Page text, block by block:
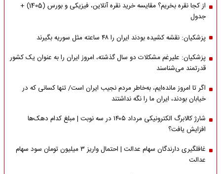
از کجا نقره بخریم؟ مقایسه خرید نقره آنلاین، فیزیکی و بورس (1405) +
جدول
پزشکیان: نقشه کشیده بودند ایران را ۴۸ ساعته مثل سوریه بگیرند
پزشکیان: علیرغم مشکلات دو سال گذشته، امروز ایران را به عنوان یک کشور
قدرتمند می‌شناسند
اگر تا امروز مانده‌ایم، به‌خاطر مردم نجیب ایران است/ تنها کسانی که در
خیابان بودند، ایران ما را نگه نداشتند
شارژ کالابرگ الکترونیکی مرداد ۱۴۰۵ در سه نوبت | مبلغ کدام دهک‌ها
افزایش یافت؟
غافلگیری دارندگان سهام عدالت | احتمال واریز ۳ میلیون تومان سود سهام
عدالت